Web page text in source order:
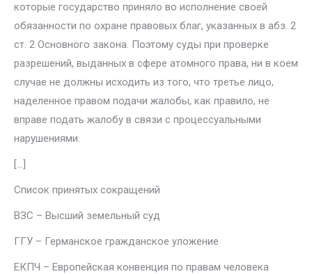
которые госу­дарство приняло во исполнение своей
обязанности по охране правовых благ, указанных в абз. 2
ст. 2 Основного закона. Поэтому суды при про­верке
разрешений, выданных в сфере атомного права, ни в коем
случае не должны исходить из того, что третье лицо,
наделенное правом подачи жалобы, как правило, не
вправе подать жалобу в связи с процессуальны­ми
нарушениями.
[…]
Список принятых сокращений
ВЗC – Высший земельный суд
ГГУ – Германское гражданское уложение
ЕКПЧ – Европейская конвенция по правам человека